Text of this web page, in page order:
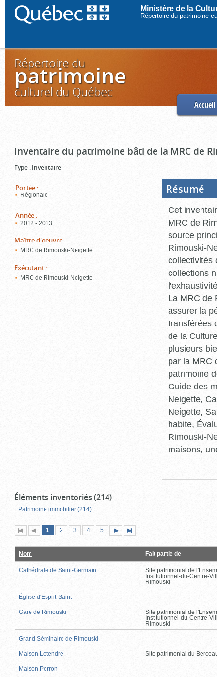
Ministère de la
Répertoire du patrimoine
Répertoire du
patrimoine
culturel du Québec
Accueil
Inventaire du patrimoine bâti de la MRC de
Type : Inventaire
Portée :
Régionale
Année :
2012 - 2013
Maître d'oeuvre :
MRC de Rimouski-Neigette
Exécutant :
MRC de Rimouski-Neigette
Résumé
Cet
MRC de
source
Rimouski-
collectivités
collections
La MRC de
assurer la
transférées
de la
plusieurs
par la MRC
patrimoine
Guide des
Neigette,
Neigette,
habite,
Rimouski-
maisons,
Éléments inventoriés (214)
Patrimoine immobilier (214)
Première
page
Page
précédente
Page
1 (page
actuelle)
Page
2 Page
3 Page
4 Page
5
suivante
page
Nom Fait partie de
Cathédrale de Saint-Germain
Site patrimonial de
Institutionnel-du-Centre-
Rimouski
Église d'Esprit-Saint
Gare de Rimouski
Site patrimonial de
Institutionnel-du-Centre-
Rimouski
Grand Séminaire de Rimouski
Maison Letendre Site patrimonial du
Maison Perron